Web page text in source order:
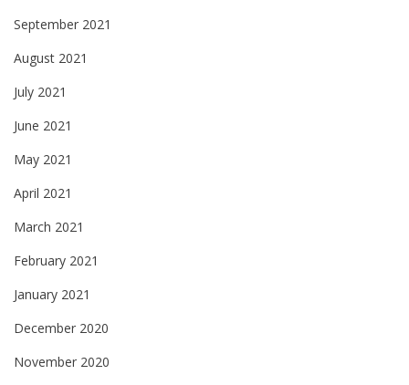
September 2021
August 2021
July 2021
June 2021
May 2021
April 2021
March 2021
February 2021
January 2021
December 2020
November 2020